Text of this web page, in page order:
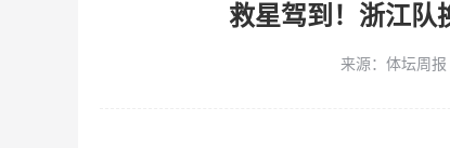
救星驾到！浙江队
来源：体坛周报